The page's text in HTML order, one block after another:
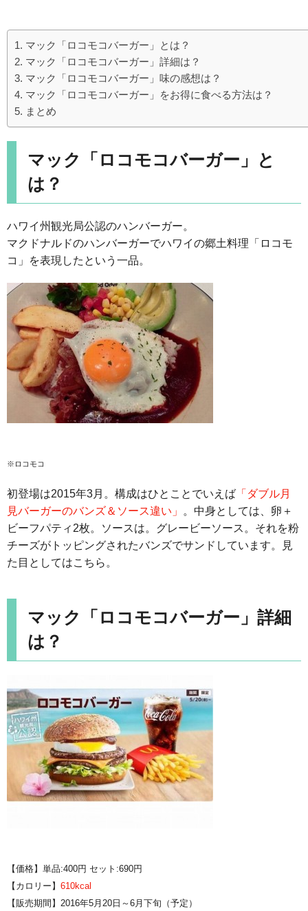
マック「ロコモコバーガー」とは？
マック「ロコモコバーガー」詳細は？
マック「ロコモコバーガー」味の感想は？
マック「ロコモコバーガー」をお得に食べる方法は？
まとめ
マック「ロコモコバーガー」と
は？
ハワイ州観光局公認のハンバーガー。
マクドナルドのハンバーガーでハワイの郷土料理「ロコモ
コ」を表現したという一品。
※ロコモコ
初登場は2015年3月。構成はひとことでいえば 「ダブル月
見バーガーのバンズ＆ソース違い」
。中身としては、卵＋
ビーフパティ2枚。ソースは。グレービーソース。それを粉
チーズがトッピングされたバンズでサンドしています。見
た目としてはこちら。
マック「ロコモコバーガー」詳細
は？
【価格】単品:400円 セット:690円
【カロリー】 610kcal
【販売期間】2016年5月20日～6月下旬（予定）